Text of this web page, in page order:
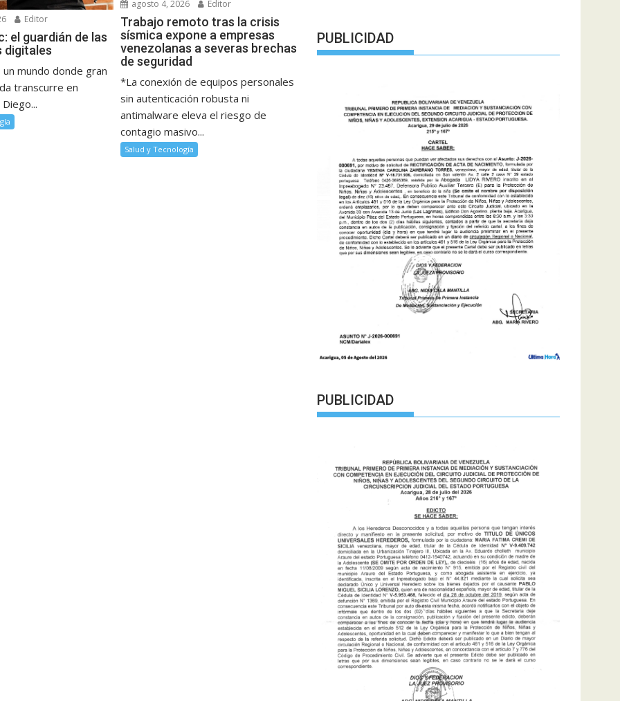
Editor
el guardián de las
digitales
un mundo donde gran
transcurre en
agosto 4, 2026 Editor
Trabajo remoto tras la crisis
sísmica expone a empresas
venezolanas a severas brechas
de seguridad
*La conexión de equipos personales
sin autenticación robusta ni
antimalware eleva el riesgo de
contagio masivo...
Salud y Tecnología
PUBLICIDAD
PUBLICIDAD